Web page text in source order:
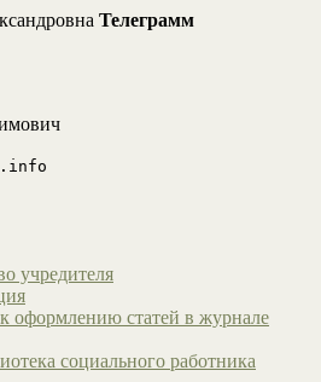
Телеграмм
учредителя
оформлению статей в журнале
социального работника